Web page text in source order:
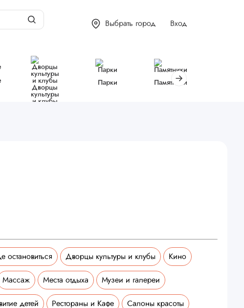
Выбрать город Вход
Дворцы
культуры
и клубы
Парки Памятники
остановиться Дворцы культуры и клубы Кино
Массаж Места отдыха Музеи и галереи
детей Рестораны и Кафе Салоны красоты